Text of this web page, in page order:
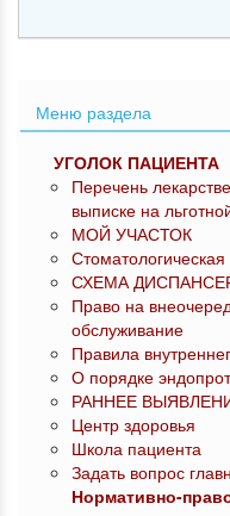
Меню раздела
УГОЛОК ПАЦИЕНТА
Перечень
выписке на
МОЙ УЧАСТОК
СХЕМА
Право на
обслуживание
Правила
О порядке
РАННЕЕ
Центр здоровья
Школа пациента
Задать вопрос
Нормативно-